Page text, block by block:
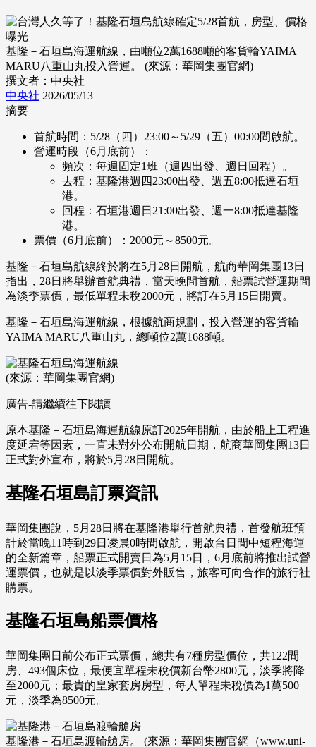
基隆－石垣島海運航線，由噸位2萬1688噸的客貨輪YAIMA
MARU八重山丸投入營運。 (來源：華岡集團官網)
撰文者：中央社
中央社 2026/05/13
摘要
首航時間：5/28（四）23:00～5/29（五）00:00間啟航。
營運時段（6月底前）：
頻次：每週固定1班（週四出發、週日回程）。
去程：基隆港週四23:00出發、週五8:00抵達石垣
港。
回程：石垣港週日21:00出發、週一8:00抵達基隆
港。
票價（6月底前）：2000元～8500元。
基隆－石垣島航線終於將在5月28日開航，航商華岡集團13日
指出，28日將舉辦首航典禮，當天晚間首航，船票試營運期間
為淡季票價，最低單程未稅2000元，將訂在5月15日開賣。
基隆－石垣島海運航線，根據航商規劃，投入營運的客貨輪
YAIMA MARU八重山丸，總噸位2萬1688噸。
(來源：華岡集團官網)
廣告-請繼續往下閱讀
原本基隆－石垣島海運航線原訂2025年開航，由於船上工程進
度延宕等因素，一直未對外公布開航日期，航商華岡集團13日
正式對外宣布，將於5月28日開航。
基隆石垣島訂票資訊
華岡集團說，5月28日將在基隆港舉行首航典禮，首發航班預
計於當晚11時到29日凌晨0時間啟航，開啟台日間中短程海運
的全新篇章，船票正式開賣日為5月15日，6月底前將推出試營
運票價，也就是以淡季票價對外販售，旅客可向合作的旅行社
購票。
基隆石垣島船票價格
華岡集團日前公布正式票價，總共有7種房型價位，共122間
房、493個床位，最便宜單程未稅價新台幣2800元，淡季將降
至2000元；最貴的皇家套房房型，每人單程未稅價為1萬500
元，淡季為8500元。
基隆港－石垣島渡輪艙房。 (來源：華岡集團官網（www.uni-